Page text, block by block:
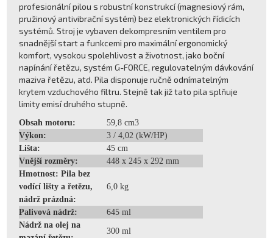
profesionální pilou s robustní konstrukcí (magnesiový rám,
pružinový antivibrační systém) bez elektronických řídicích
systémů. Stroj je vybaven dekompresním ventilem pro
snadnější start a funkcemi pro maximální ergonomický
komfort, vysokou spolehlivost a životnost, jako boční
napínání řetězu, systém G-FORCE, regulovatelným dávkování
maziva řetězu, atd. Pila disponuje ručně odnímatelným
krytem vzduchového filtru. Stejně tak již tato pila splňuje
limity emisí druhého stupně.
Obsah motoru:
59,8 cm3
Výkon:
3 / 4,02 (kW/HP)
Lišta:
45 cm
Vnější rozměry:
448 x 245 x 292 mm
Hmotnost: Pila bez
vodící lišty a řetězu,
nádrž prázdná:
6,0 kg
Palivová nádrž:
645 ml
Nádrž na olej na
300 ml